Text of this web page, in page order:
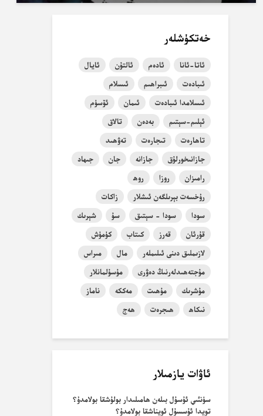
خەتكۈشلەر
ئاتا-ئانا ئادەم ئالتۇن
ئايال
ئىبادەت
ئىبراھىم
ئىسلام
ئىسلامدا ئىبادەت
ئىمان
ئۆسۈم
ئېلىم-سېتىم
بەدەن
تالاق
تاھارەت
تىجارەت
تەۋھىد
جازانىخورلۇق
جازانە جان
جىھاد
رامىزان
روزا
روھ
رۇخسەت بېرىلگەن ئىشلار
زاكات
سودا
سودا - سېتىق سۇ
شېرىك
قۇرئان
قەرز كىتاب
كۈمۈش
لازىملىق دىنى ئىلىملەر
مال
مىراس
مۇجتەھىدلەرنىڭ دەۋرى
مۇسۇلمانلار
مۇشرىك
مۇھىت مەككە
ناماز
نىكاھ
ھىجرەت ھەج
ئاۋات يازمىلار
سۈنئىي ئۇسۇل بىلەن ھامىلىدار بولۇشقا بولامدۇ؟
تويدا ئۇسسۇل ئويناشقا بولامدۇ؟